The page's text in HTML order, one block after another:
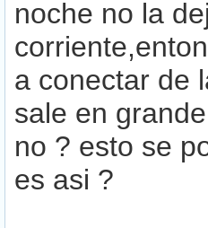
noche no la
a conectar de
sale en
no ? esto se
es asi ?